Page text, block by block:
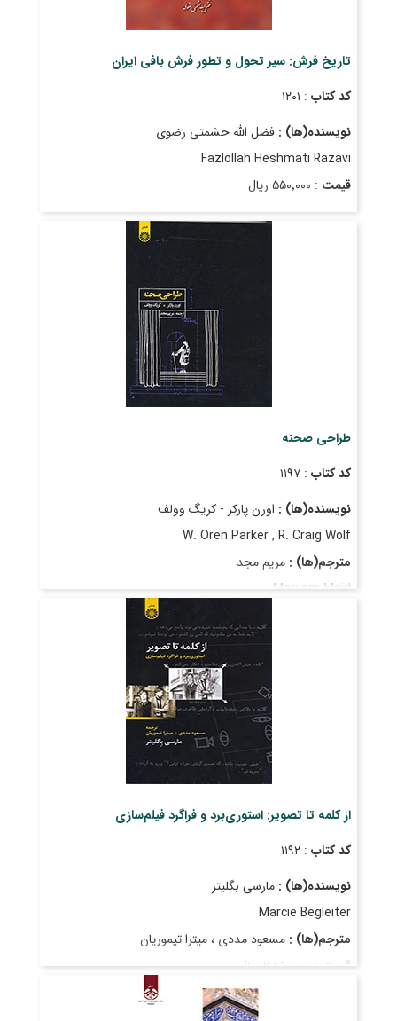
تاریخ فرش: سیر تحول و تطور فرش بافی ایران
کد کتاب : ۱۲۰۱
نویسنده(ها) : فضل الله حشمتی رضوی
Fazlollah Heshmati Razavi
قیمت : ۵۵۰٬۰۰۰ ریال
: مهر ۱۳۹۸
طراحی صحنه
کد کتاب : ۱۱۹۷
نویسنده(ها) : اورن پارکر - کریگ وولف
W. Oren Parker , R. Craig Wolf
مترجم(ها) : مریم مجد
Maryam Majd
: فروردین ۱۳۹۴
از کلمه تا تصویر: استوری‌برد و فراگرد فیلم‌سازی
کد کتاب : ۱۱۹۲
نویسنده(ها) : مارسی بگلیتر
Marcie Begleiter
مترجم(ها) : مسعود مددی ، میترا تیموریان
قیمت: ۲٬۶۵۰٬۰۰۰ ریال
: بهمن ۱۴۰۲